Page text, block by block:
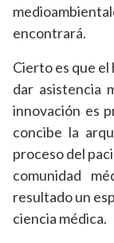
encontrará.
Cierto es que
dar asistencia
innovación es
concibe la
proceso del
comunidad
resultado un
ciencia médica.